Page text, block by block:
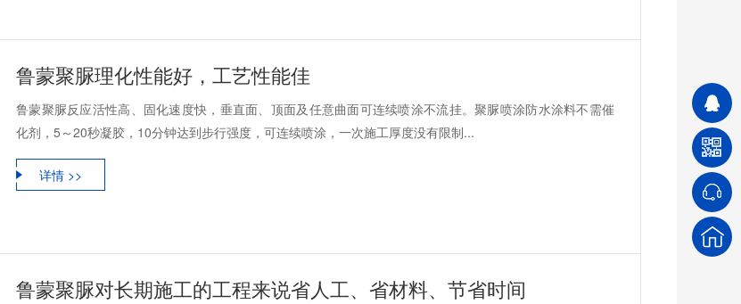
鲁蒙聚脲理化性能好，工艺性能佳
鲁蒙聚脲反应活性高、固化速度快，垂直面、顶面及任意曲面可连续喷涂不流挂。聚脲喷涂防水涂料不需催
化剂，5～20秒凝胶，10分钟达到步行强度，可连续喷涂，一次施工厚度没有限制...
详情 >>
鲁蒙聚脲对长期施工的工程来说省人工、省材料、节省时间